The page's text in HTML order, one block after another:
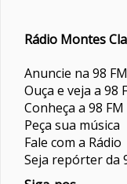
Rádio Montes
Anuncie na 98 FM
Ouça e veja a 98
Conheça a 98 FM
Peça sua música
Fale com a Rádio
Seja repórter da